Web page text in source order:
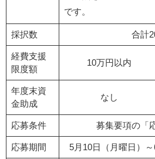
です。
採択数 合計
経費支援
限度額
10万円以内
年度末資
金助成
なし
応募条件 募集要項の「
応募期間 5月10日（月曜日）